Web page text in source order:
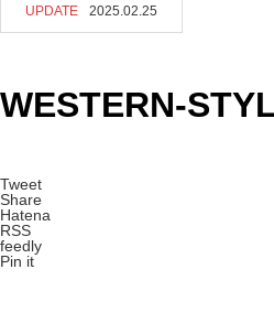
UPDATE 2025.02.25
WESTERN-
Tweet
Share
Hatena
RSS
feedly
Pin it